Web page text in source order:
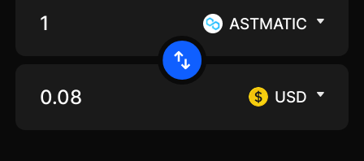
ASTMATIC
USD